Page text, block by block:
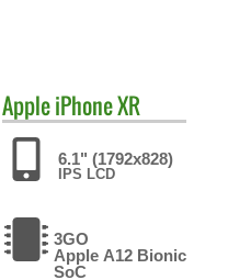
AppleiPhone XR
6.1" (1792x828)
IPS LCD
3GO
Apple A12 Bionic
SoC